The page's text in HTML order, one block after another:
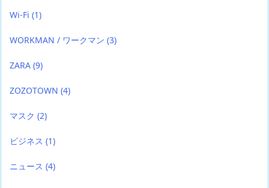
Wi-Fi (1)
WORKMAN / ワークマン (3)
ZARA (9)
ZOZOTOWN (4)
マスク (2)
ビジネス (1)
ニュース (4)